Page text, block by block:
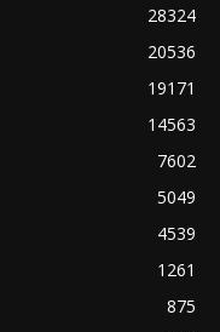
28324
20536
19171
14563
7602
5049
4539
1261
875